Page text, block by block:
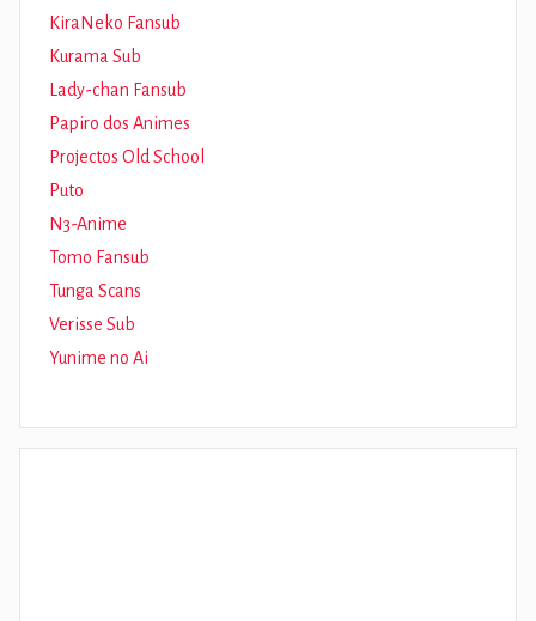
KiraNeko Fansub
Kurama Sub
Lady-chan Fansub
Papiro dos Animes
Projectos Old School
Puto
N3-Anime
Tomo Fansub
Tunga Scans
Verisse Sub
Yunime no Ai